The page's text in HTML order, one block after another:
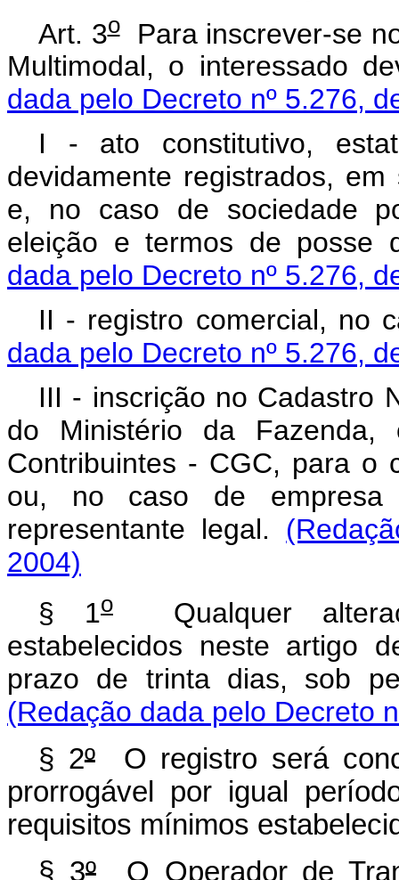
Art. 3oPara inscrever-se
Multimodal, o interessado
dada pelo Decreto nº 5.276,
I - ato constitutivo,
devidamente registrados,
e, no caso de sociedade
eleição e termos de posse
dada pelo Decreto nº 5.276,
II - registro comercial, no
dada pelo Decreto nº 5.276,
III - inscrição no Cadastro
do Ministério da
Contribuintes - CGC, para o
ou, no caso de empresa
representante legal.
2004)
§ 1o Qualquer
estabelecidos neste artigo
prazo de trinta dias, sob
(Redação dada pelo Decreto
§ 2ºO registro será
prorrogável por igual
requisitos mínimos
§ 3ºO Operador de